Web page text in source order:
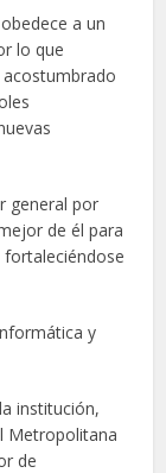
a un
lo que
general por
de él para
fortaleciéndose
y
institución,
Metropolitana
de